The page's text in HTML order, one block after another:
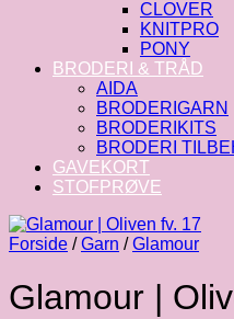
CLOVER
KNITPRO
PONY
BRODERI & TRÅD
AIDA
BRODERIGARN
BRODERIKITS
BRODERI
GAVEKORT
STOFPRØVE
Forside / Garn / Glamour
Glamour |